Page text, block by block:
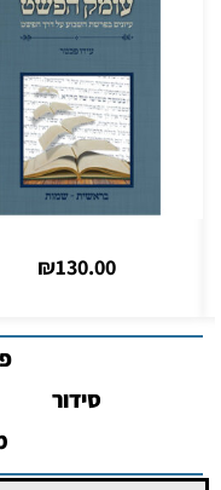
₪130.00
סידור